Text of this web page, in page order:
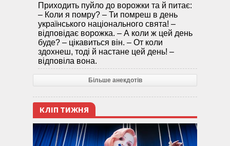
Приходить пуйло до ворожки та й питає:
– Коли я помру? – Ти помреш в день
українського національного свята! –
відповідає ворожка. – А коли ж цей день
буде? – цікавиться він. – От коли
здохнеш, тоді й настане цей день! –
відповіла вона.
Більше анекдотів
КЛІП ТИЖНЯ